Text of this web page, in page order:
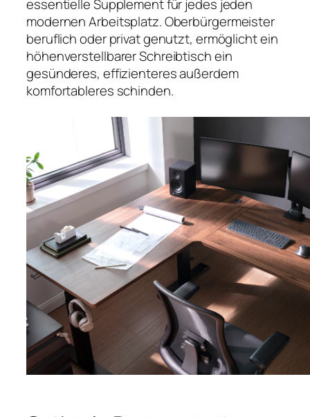
essentielle Supplement für jedes jeden
modernen Arbeitsplatz. Oberbürgermeister
beruflich oder privat genutzt, ermöglicht ein
höhenverstellbarer Schreibtisch ein
gesünderes, effizienteres außerdem
komfortableres schinden.